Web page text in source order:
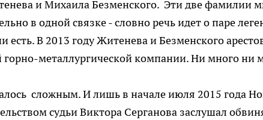
и Михаила Безменского. Эти две фамилии
в одной связке - словно речь идет о паре
есть. В 2013 году Житенева и Безменского
горно-металлургической компании. Ни много ни
сложным. И лишь в начале июля 2015 года
судьи Виктора Серганова заслушал